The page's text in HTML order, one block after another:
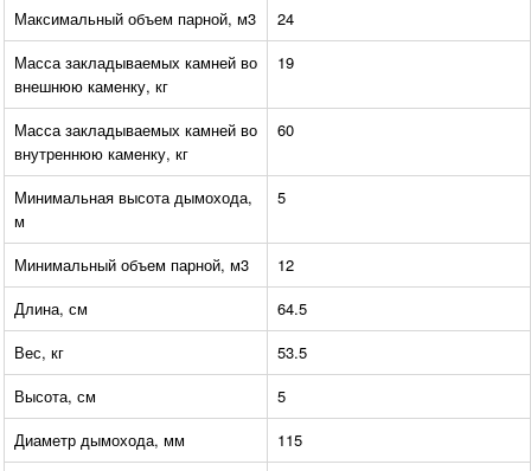
Максимальный объем парной, м3
24
Масса закладываемых камней во
внешнюю каменку, кг
19
Масса закладываемых камней во
внутреннюю каменку, кг
60
Минимальная высота дымохода,
м
5
Минимальный объем парной, м3
12
Длина, см
64.5
Вес, кг
53.5
Высота, см
5
Диаметр дымохода, мм
115